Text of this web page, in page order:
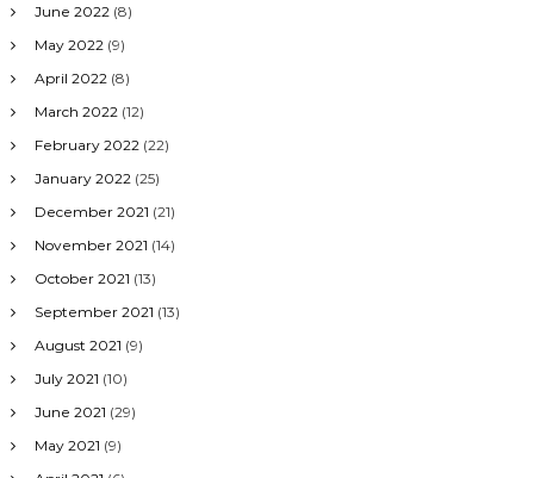
June 2022 (8)
May 2022 (9)
April 2022 (8)
March 2022 (12)
February 2022 (22)
January 2022 (25)
December 2021 (21)
November 2021 (14)
October 2021 (13)
September 2021 (13)
August 2021 (9)
July 2021 (10)
June 2021 (29)
May 2021 (9)